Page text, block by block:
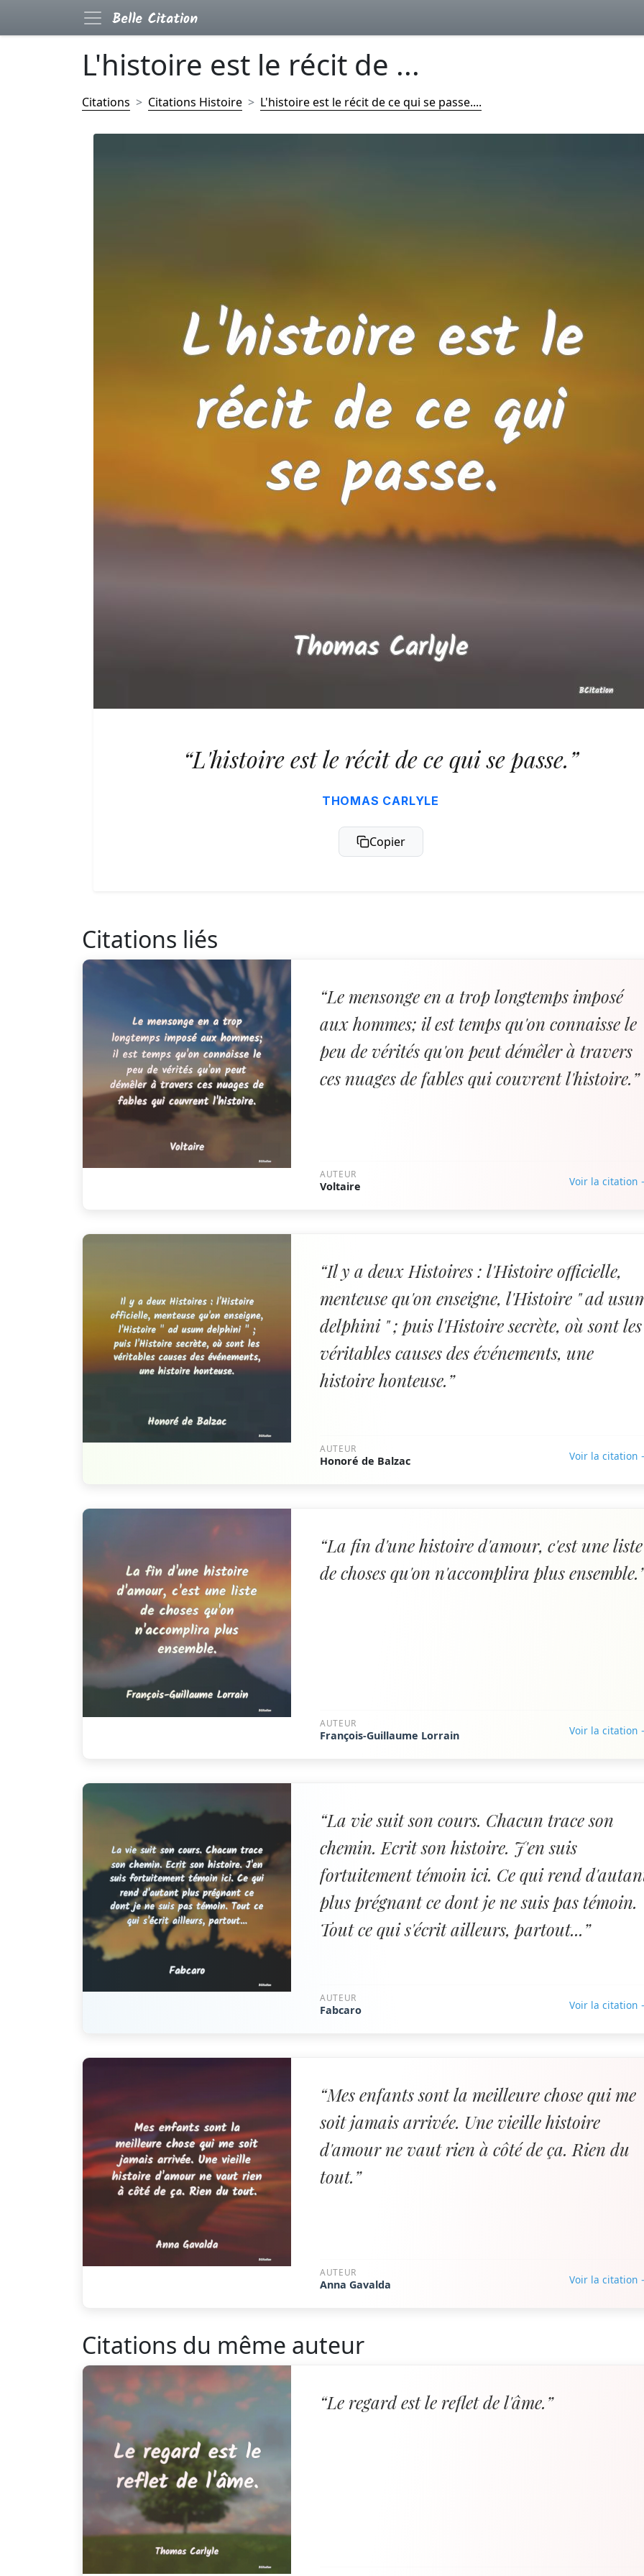
L'histoire est le récit de ...
Citations Citations Histoire L'histoire est le récit de ce qui se passe....
“L'histoire est le récit de ce qui se passe.”
THOMAS CARLYLE
Copier
Citations liés
“Le mensonge en a trop longtemps imposé
aux hommes; il est temps qu'on connaisse le
peu de vérités qu'on peut démêler à travers
ces nuages de fables qui couvrent l'histoire.”
AUTEUR
Voltaire Voir la citation
“Il y a deux Histoires : l'Histoire officielle,
menteuse qu'on enseigne, l'Histoire " ad
delphini " ; puis l'Histoire secrète, où sont les
véritables causes des événements, une
histoire honteuse.”
AUTEUR
Honoré de Balzac Voir la citation
“La fin d'une histoire d'amour, c'est une liste
de choses qu'on n'accomplira plus
AUTEUR
François-Guillaume Lorrain Voir la citation
“La vie suit son cours. Chacun trace son
chemin. Ecrit son histoire. J'en suis
fortuitement témoin ici. Ce qui rend
plus prégnant ce dont je ne suis pas témoin.
Tout ce qui s'écrit ailleurs, partout...”
AUTEUR
Fabcaro Voir la citation
“Mes enfants sont la meilleure chose qui me
soit jamais arrivée. Une vieille histoire
d'amour ne vaut rien à côté de ça. Rien du
tout.”
AUTEUR
Anna Gavalda Voir la citation
Citations du même auteur
“Le regard est le reflet de l'âme.”